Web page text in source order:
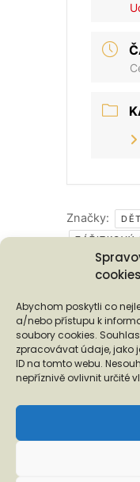
cookies
Abychom poskytli co
a/nebo přístupu k
soubory cookies.
zpracovávat údaje, jako
ID na tomto webu.
nepříznivě ovlivnit určité
Značky:
ZÁŽITKOVÝ
Podporují nás...
❬